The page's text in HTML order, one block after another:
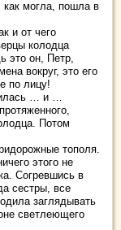
как могла, пошла в
и от чего
колодца
это он, Петр,
вокруг, это его
по лицу!
… и …
Потом
тополя.
этого не
Согревшись в
сестры, все
заглядывать
светлеющего